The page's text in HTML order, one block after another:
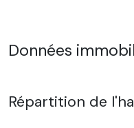
Données
Répartition de